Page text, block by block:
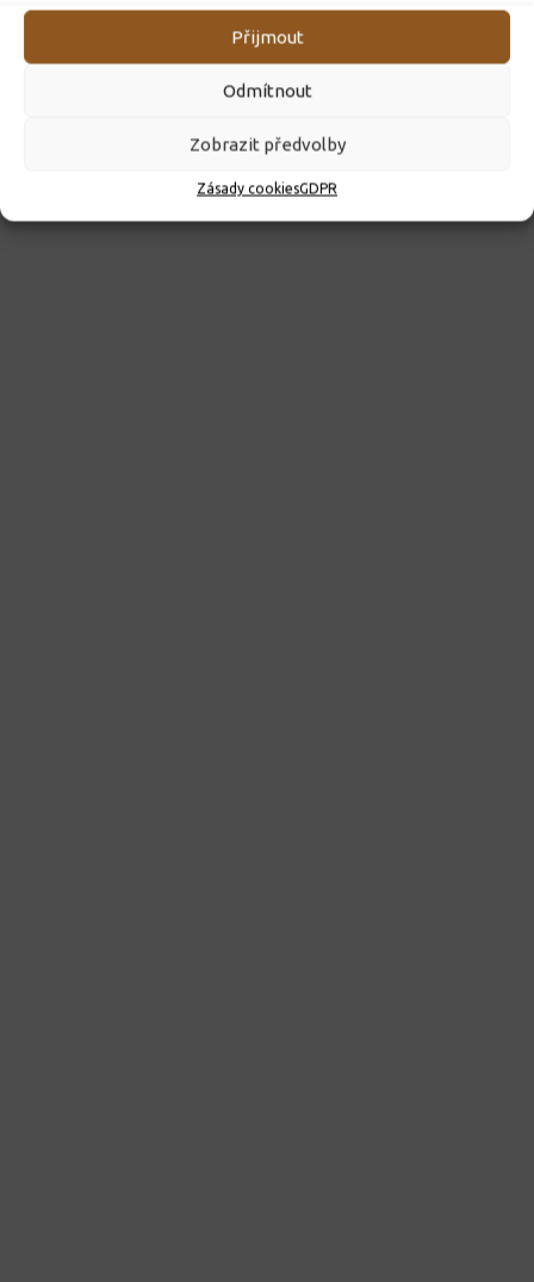
Přijmout
Odmítnout
Zobrazit předvolby
Zásady cookiesGDPR